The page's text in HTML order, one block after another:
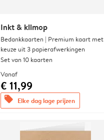
Inkt & klimop
Bedankkaarten | Premium kaart met
keuze uit 3 papierafwerkingen
Set van 10 kaarten
Vanaf
€ 11,99
offers Elke dag lage prijzen